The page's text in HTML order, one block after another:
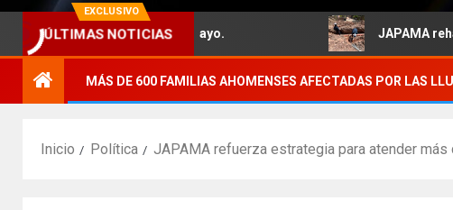
EXCLUSIVO
ÚLTIMAS NOTICIAS
del Ejido 5 de Mayo. JAPAMA rehabilita
MÁS DE 600 FAMILIAS AHOMENSES AFECTADAS POR LAS
Inicio Política JAPAMA refuerza estrategia para atender